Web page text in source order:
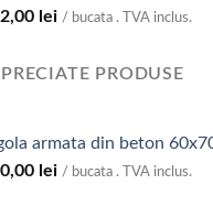
lei / bucata . TVA inclus.
PRODUSE
armata din beton
lei / bucata . TVA inclus.